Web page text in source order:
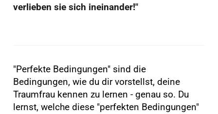
verlieben sie sich ineinander!"
"Perfekte Bedingungen" sind die
Bedingungen, wie du dir vorstellst, deine
Traumfrau kennen zu lernen - genau so. Du
lernst, welche diese "perfekten Bedingungen"